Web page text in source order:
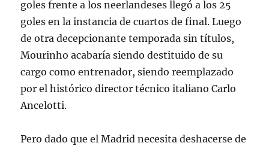
goles frente a los neerlandeses llegó a los 25
goles en la instancia de cuartos de final. Luego
de otra decepcionante temporada sin títulos,
Mourinho acabaría siendo destituido de su
cargo como entrenador, siendo reemplazado
por el histórico director técnico italiano Carlo
Ancelotti.
Pero dado que el Madrid necesita deshacerse de